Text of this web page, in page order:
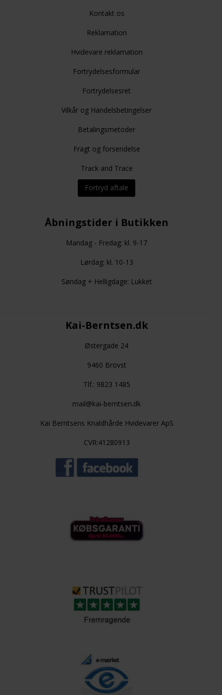
Kai-Berntsen.dk
Østergade 24
9460 Brovst
Tlf.: 9823 1485
mail@kai-berntsen.dk
Kai Berntsens Knaldhårde Hvidevarer ApS
CVR:41280913
Åbningstider i Butikken
Mandag - Fredag: kl. 9-17
Lørdag: kl. 10-13
Søndag + Helligdage: Lukket
Kontakt os
Reklamation
Hvidevare reklamation
Fortrydelsesformular
Fortrydelsesret
Vilkår og Handelsbetingelser
Betalingsmetoder
Fragt og forsendelse
Track and Trace
Fortryd aftale